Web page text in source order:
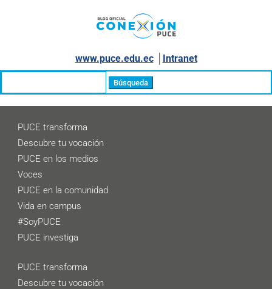
www.puce.edu.ec│ Intranet
PUCE transforma
Descubre tu vocación
PUCE en los medios
Voces
PUCE en la comunidad
Vida en campus
#SoyPUCE
PUCE investiga
PUCE transforma
Descubre tu vocación